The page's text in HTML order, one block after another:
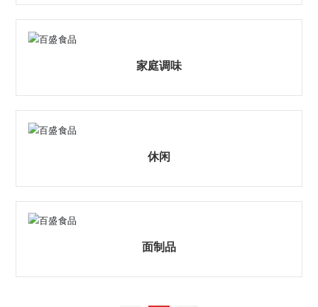
家庭调味
休闲
面制品